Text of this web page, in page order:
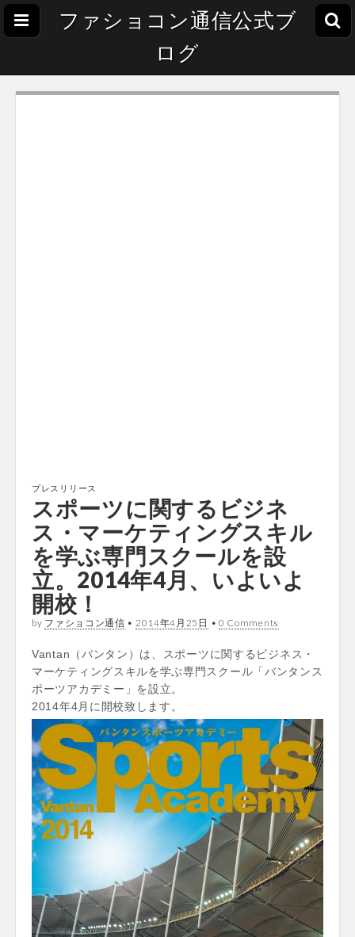
ファショコン通信公式ブ
ログ
プレスリリース
スポーツに関するビジネ
ス・マーケティングスキル
を学ぶ専門スクールを設
立。2014年4月、いよいよ
開校！
by ファショコン通信 • 2014年4月25日 • 0 Comments
Vantan（バンタン）は、スポーツに関するビジネス・
マーケティングスキルを学ぶ専門スクール「バンタンス
ポーツアカデミー」を設立。
2014年4月に開校致します。